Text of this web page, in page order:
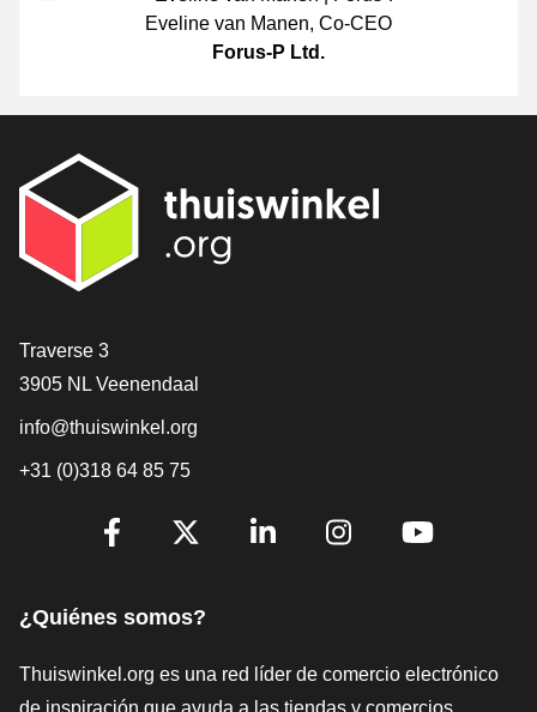
Eveline van Manen, Co-CEO
Forus-P Ltd.
[_General:Contact]
Traverse 3
3905 NL Veenendaal
info@thuiswinkel.org
+31 (0)318 64 85 75
[_General:SocialMediaTitle]
¿Quiénes somos?
Thuiswinkel.org es una red líder de comercio electrónico